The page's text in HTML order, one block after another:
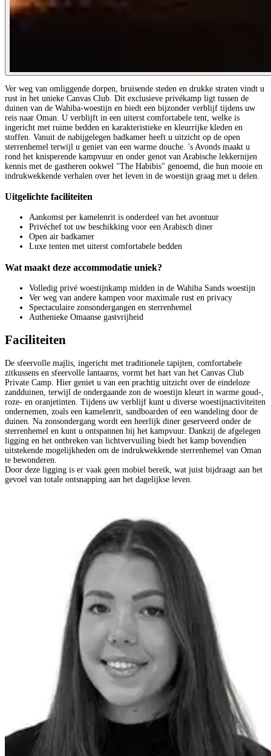
Ver weg van omliggende dorpen, bruisende steden en drukke straten vindt u
rust in het unieke Canvas Club. Dit exclusieve privékamp ligt tussen de
duinen van de Wahiba-woestijn en biedt een bijzonder verblijf tijdens uw
reis naar Oman. U verblijft in een uiterst comfortabele tent, welke is
ingericht met ruime bedden en karakteristieke en kleurrijke kleden en
stoffen. Vanuit de nabijgelegen badkamer heeft u uitzicht op de open
sterrenhemel terwijl u geniet van een warme douche. 's Avonds maakt u
rond het knisperende kampvuur en onder genot van Arabische lekkernijen
kennis met de gastheren ookwel "The Habibis" genoemd, die hun mooie en
indrukwekkende verhalen over het leven in de woestijn graag met u delen.
Uitgelichte faciliteiten
Aankomst per kamelenrit is onderdeel van het avontuur
Privéchef tot uw beschikking voor een Arabisch diner
Open air badkamer
Luxe tenten met uiterst comfortabele bedden
Wat maakt deze accommodatie uniek?
Volledig privé woestijnkamp midden in de Wahiba Sands woestijn
Ver weg van andere kampen voor maximale rust en privacy
Spectaculaire zonsondergangen en sterrenhemel
Authenieke Omaanse gastvrijheid
Faciliteiten
De sfeervolle majlis, ingericht met traditionele tapijten, comfortabele
zitkussens en sfeervolle lantaarns, vormt het hart van het Canvas Club
Private Camp. Hier geniet u van een prachtig uitzicht over de eindeloze
zandduinen, terwijl de ondergaande zon de woestijn kleurt in warme goud-,
roze- en oranjetinten. Tijdens uw verblijf kunt u diverse woestijnactiviteiten
ondernemen, zoals een kamelenrit, sandboarden of een wandeling door de
duinen. Na zonsondergang wordt een heerlijk diner geserveerd onder de
sterrenhemel en kunt u ontspannen bij het kampvuur. Dankzij de afgelegen
ligging en het ontbreken van lichtvervuiling biedt het kamp bovendien
uitstekende mogelijkheden om de indrukwekkende sterrenhemel van Oman
te bewonderen.
Door deze ligging is er vaak geen mobiel bereik, wat juist bijdraagt aan het
gevoel van totale ontsnapping aan het dagelijkse leven.